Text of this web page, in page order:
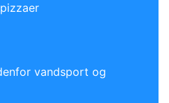
vandsport og